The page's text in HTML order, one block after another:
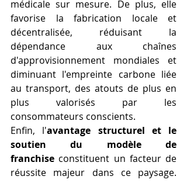
médicale sur mesure. De plus, elle
favorise la fabrication locale et
décentralisée, réduisant la
dépendance aux chaînes
d'approvisionnement mondiales et
diminuant l'empreinte carbone liée
au transport, des atouts de plus en
plus valorisés par les
consommateurs conscients.
Enfin, l'avantage structurel et le
soutien du modèle de
franchise constituent un facteur de
réussite majeur dans ce paysage.